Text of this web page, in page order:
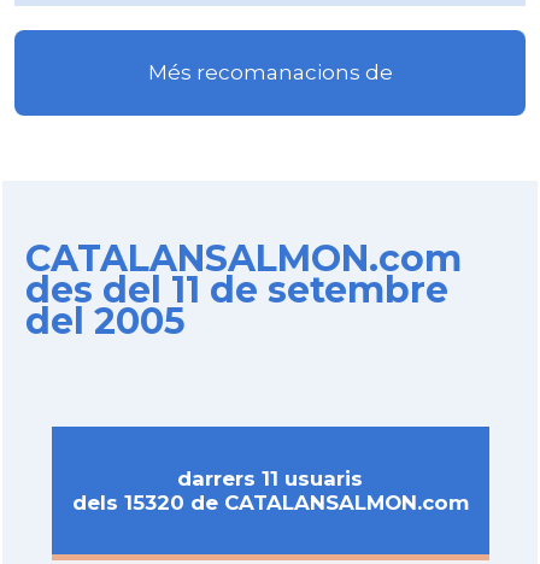
Més recomanacions de
CATALANSALMON.com
des del 11 de setembre
del 2005
darrers 11 usuaris
dels 15320 de CATALANSALMON.com